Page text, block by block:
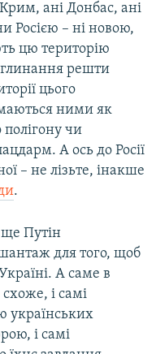
ані Донбас, ані
Росією – ні новою,
цю територію
решти
цього
ними як
чи
А ось до Росії
– не лізьте, інакше
.
ще Путін
для того, щоб
А саме в
і самі
українських
і самі